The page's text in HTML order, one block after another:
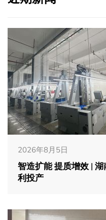
2026年8月5日
智造扩能 提质增效 |
利投产